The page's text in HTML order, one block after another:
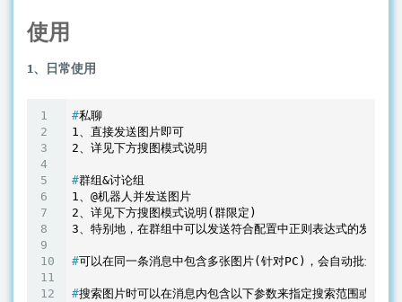
使用
1、日常使用
#私聊
1、直接发送图片即可
#群组&讨论组
1、@机器人并发送图片
2、详见下方搜图模式说明(群限定)
#可以在同一条消息中包含多张图片(针对PC)，会自动批量搜索
#搜索图片时可以在消息内包含以下参数来指定搜索范围或者使